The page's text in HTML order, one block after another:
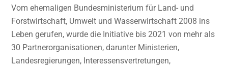
Vom ehemaligen Bundesministerium für Land- und
Forstwirtschaft, Umwelt und Wasserwirtschaft 2008 ins
Leben gerufen, wurde die Initiative bis 2021 von mehr als
30 Partnerorganisationen, darunter Ministerien,
Landesregierungen, Interessensvertretungen,